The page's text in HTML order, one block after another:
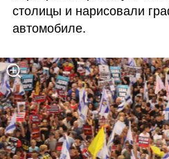
столицы и нарисовали
автомобиле.